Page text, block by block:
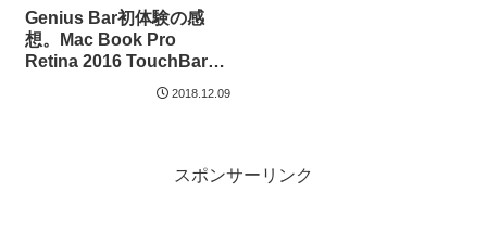
Genius Bar初体験の感
想。Mac Book Pro
Retina 2016 TouchBarが
2018.12.09
スポンサーリンク